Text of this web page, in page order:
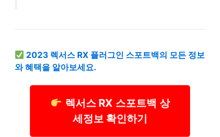
2023 렉서스 RX 플러그인 스포트백의 모든 정보
와 혜택을 알아보세요.
렉서스 RX 스포트백 상
세정보 확인하기